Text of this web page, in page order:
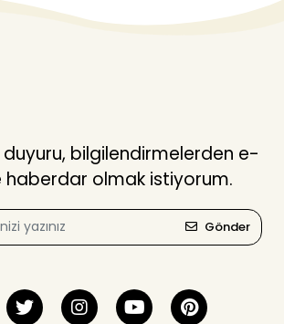
bilgilendirmelerden e-
haberdar olmak istiyorum.
Gönder